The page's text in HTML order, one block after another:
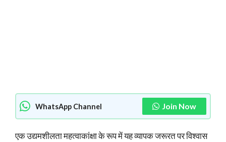
WhatsApp Channel Join Now
एक उद्यमशीलता महत्वाकांक्षा के रूप में यह व्यापक जरूरत पर विश्वास